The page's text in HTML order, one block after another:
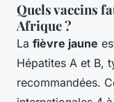
Quels vaccins
Afrique ?
La fièvre jaune
Hépatites A et B,
recommandées.